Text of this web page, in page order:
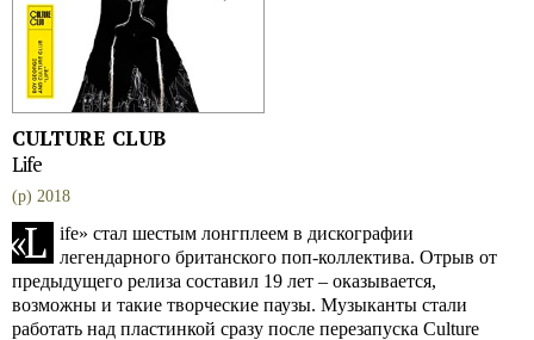
CULTURE CLUB
Life
(p) 2018
«L
ife» стал шестым лонгплеем в дискографии
легендарного британского поп-коллектива. Отрыв от
предыдущего релиза составил 19 лет – оказывается,
возможны и такие творческие паузы. Музыканты стали
работать над пластинкой сразу после перезапуска Culture